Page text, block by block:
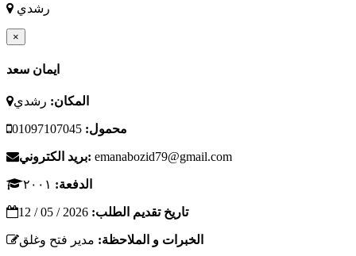
رشدي
×
ايمان سعد
المكان: رشدي
محمول:
بريد الكتروني: emanabozid79@gmail.com
الدفعة:
تاريخ تقديم الطلب:
الخبرات و الملاحظة: مدير فتح وغلق